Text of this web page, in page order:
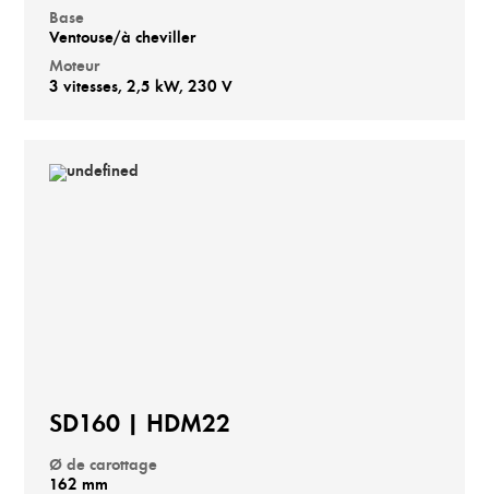
Base
Ventouse/à cheviller
Moteur
3 vitesses, 2,5 kW, 230 V
SD160 | HDM22
Ø de carottage
162 mm